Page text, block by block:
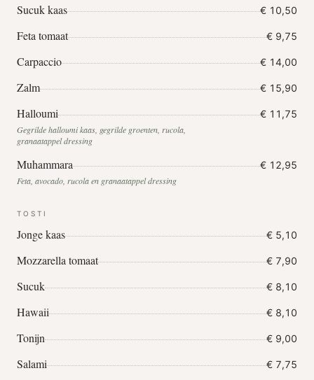
Sucuk kaas € 10,50
Feta tomaat € 9,75
Carpaccio € 14,00
Zalm € 15,90
Halloumi € 11,75
Gegrilde halloumi kaas, gegrilde groenten, rucola,
granaatappel dressing
Muhammara € 12,95
Feta, avocado, rucola en granaatappel dressing
TOSTI
Jonge kaas € 5,10
Mozzarella tomaat € 7,90
Sucuk € 8,10
Hawaii € 8,10
Tonijn € 9,00
Salami € 7,75